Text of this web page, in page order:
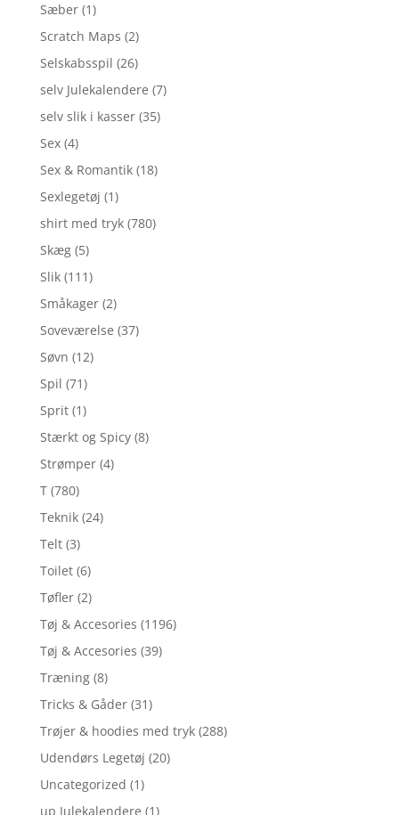
Sæber (1)
Scratch Maps (2)
Selskabsspil (26)
selv Julekalendere (7)
selv slik i kasser (35)
Sex (4)
Sex & Romantik (18)
Sexlegetøj (1)
shirt med tryk (780)
Skæg (5)
Slik (111)
Småkager (2)
Soveværelse (37)
Søvn (12)
Spil (71)
Sprit (1)
Stærkt og Spicy (8)
Strømper (4)
T (780)
Teknik (24)
Telt (3)
Toilet (6)
Tøfler (2)
Tøj & Accesories (1196)
Tøj & Accesories (39)
Træning (8)
Tricks & Gåder (31)
Trøjer & hoodies med tryk (288)
Udendørs Legetøj (20)
Uncategorized (1)
up Julekalendere (1)